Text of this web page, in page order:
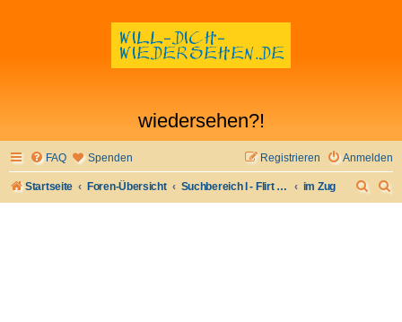
wiedersehen?!
FAQ Spenden Anmelden
Registrieren
Startseite Foren-Übersicht Suchbereich I - Flirt verloren- Flirt wiederfinden im Zug